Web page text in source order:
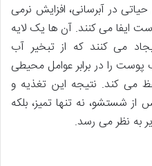
در آبرسانی، افزایش نرمی
ایفا می کنند. آن ها یک لایه
می کنند که از تبخیر آب
پوست را در برابر عوامل محیطی
کند. نتیجه این تغذیه و
شستشو، نه تنها تمیز، بلکه
به نظر می رسد.